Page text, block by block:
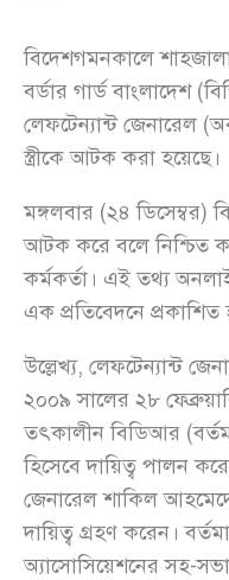
বিদেশগমনকালে
বর্ডার গার্ড বাংলাদেশ
লেফটেন্যান্ট জেনারেল
স্ত্রীকে আটক করা হয়েছে।
মঙ্গলবার (২৪ ডিসেম্বর)
আটক করে বলে নিশ্চিত
কর্মকর্তা। এই তথ্য
এক প্রতিবেদনে প্রকাশিত
উল্লেখ্য, লেফটেন্যান্ট
২০০৯ সালের ২৮
তৎকালীন বিডিআর
হিসেবে দায়িত্ব পালন
জেনারেল শাকিল
দায়িত্ব গ্রহণ করেন।
অ্যাসোসিয়েশনের সহ-